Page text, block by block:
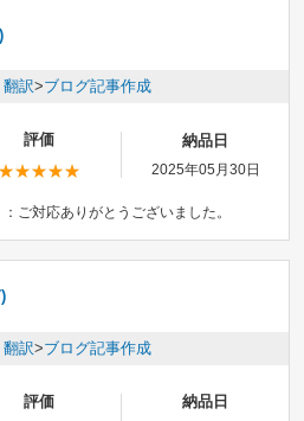
訳>ブログ記事作成
評価 納品日
2025年05月30日
ご対応ありがとうございました。
訳>ブログ記事作成
評価 納品日